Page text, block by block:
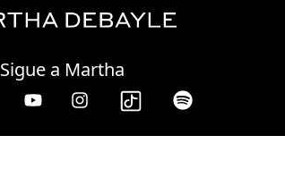
Sigue a Martha